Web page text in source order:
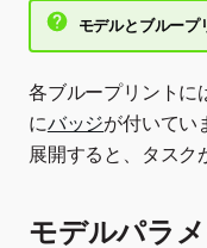
モデルとブループ
各ブループリントに
にバッジが付いてい
展開すると、タスク
モデルパラ